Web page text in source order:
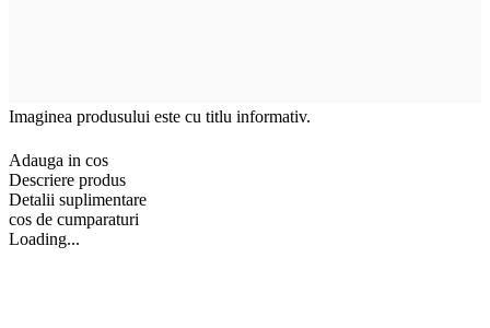
Imaginea produsului este cu titlu informativ.
Adauga in cos
Descriere produs
Detalii suplimentare
cos de cumparaturi
Loading...